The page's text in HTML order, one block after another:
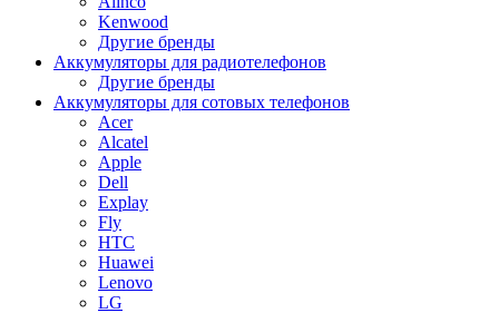
Kenwood
Другие бренды
Аккумуляторы для радиотелефонов
Другие бренды
Аккумуляторы для сотовых телефонов
Acer
Alcatel
Apple
Dell
Explay
Fly
HTC
Huawei
Lenovo
LG